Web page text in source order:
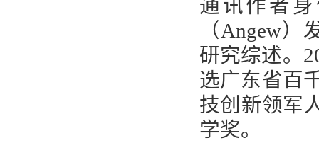
通讯作者
（Angew）
研究综述。
选广东省百
技创新领军
学奖。